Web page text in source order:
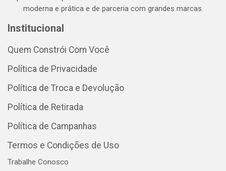
moderna e prática e de parceria com grandes marcas.
Institucional
Quem Constrói Com Você
Política de Privacidade
Política de Troca e Devolução
Política de Retirada
Política de Campanhas
Termos e Condições de Uso
Trabalhe Conosco